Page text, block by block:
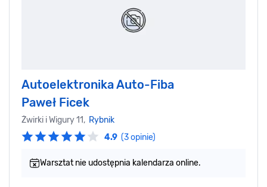
Autoelektronika Auto-Fiba
Paweł Ficek‎
Żwirki i Wigury 11, Rybnik
4.9 (3 opinie)
Warsztat nie udostępnia kalendarza online.